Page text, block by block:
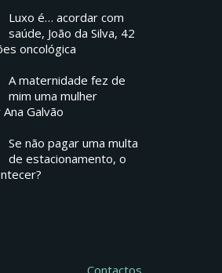
Luxo é… acordar com
saúde, João da Silva, 42
oncológica
A maternidade fez de
mim uma mulher
Galvão
Se não pagar uma multa
de estacionamento, o
Contactos